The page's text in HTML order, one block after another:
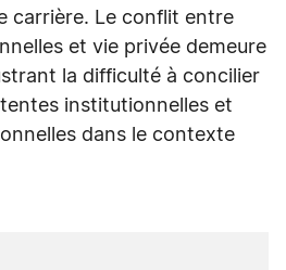
carrière. Le conflit entre
et vie privée demeure
la difficulté à concilier
institutionnelles et
dans le contexte